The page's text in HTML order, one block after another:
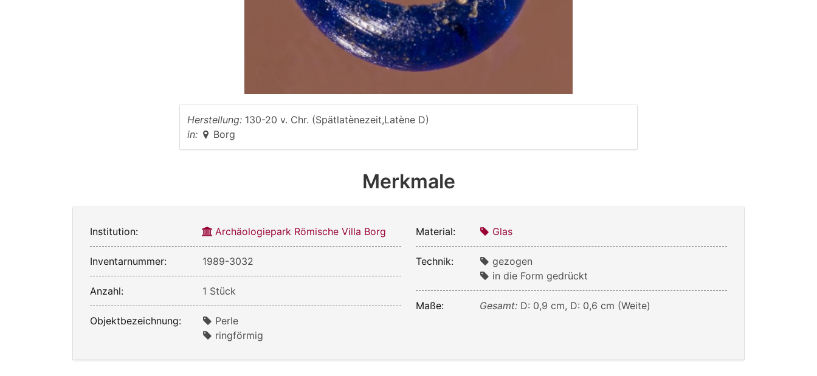
Herstellung: 130-20 v. Chr. (Spätlatènezeit,Latène D)
in:
Borg
Merkmale
Institution: Archäologiepark Römische Villa Borg
Inventarnummer: 1989-3032
Anzahl: 1 Stück
Objektbezeichnung:
Perle
ringförmig
Material: Glas
Technik:
gezogen
in die Form gedrückt
Maße: Gesamt: D: 0,9 cm, D: 0,6 cm (Weite)